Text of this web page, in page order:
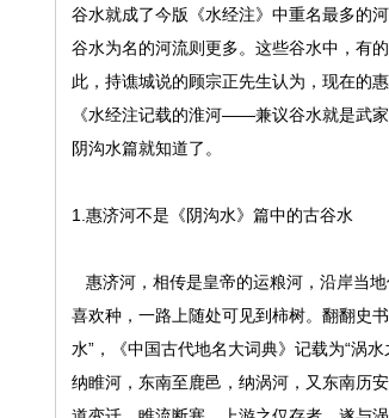
谷水就成了今版《水经注》中重名最多的
谷水为名的河流则更多。这些谷水中，有
此，持谯城说的顾宗正先生认为，现在的
《水经注记载的淮河——兼议谷水就是武
阴沟水篇就知道了。
1.惠济河不是《阴沟水》篇中的古谷水
惠济河，相传是皇帝的运粮河，沿岸当
喜欢种，一路上随处可见到柿树。翻翻史
水”，《中国古代地名大词典》记载为“涡
纳睢河，东南至鹿邑，纳涡河，又东南历